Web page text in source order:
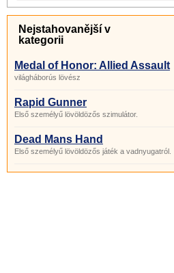
Nejstahovanější v
kategorii
Medal of Honor: Allied Assault
világháborús lövész
Rapid Gunner
Első személyű lövöldözős szimulátor.
Dead Mans Hand
Első személyű lövöldözős játék a vadnyugatról.